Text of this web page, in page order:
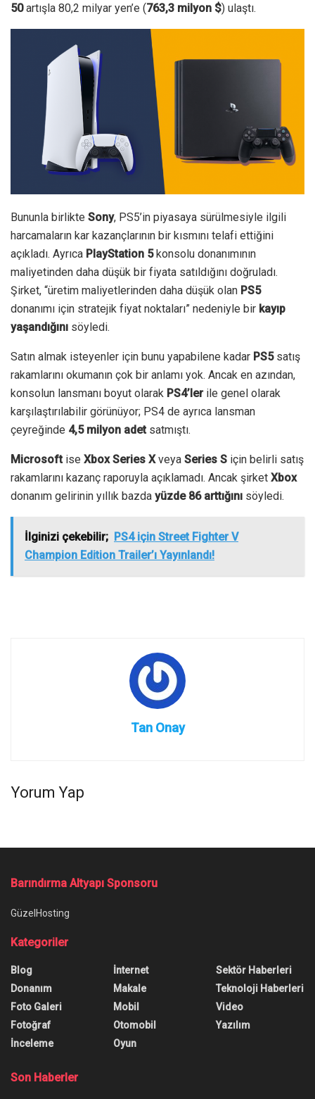
50artışla 80,2 milyar yen’e (763,3 milyon $) ulaştı.
Bununla birlikte Sony, PS5’in piyasaya sürülmesiyle ilgili
harcamaların kar kazançlarının bir kısmını telafi ettiğini
açıkladı. Ayrıca PlayStation 5konsolu donanımının
maliyetinden daha düşük bir fiyata satıldığını doğruladı.
Şirket, “üretim maliyetlerinden daha düşük olan PS5
donanımı için stratejik fiyat noktaları” nedeniyle bir kayıp
yaşandığını söyledi.
Satın almak isteyenler için bunu yapabilene kadar PS5satış
rakamlarını okumanın çok bir anlamı yok. Ancak en azından,
konsolun lansmanı boyut olarak PS4’lerile genel olarak
karşılaştırılabilir görünüyor; PS4 de ayrıca lansman
çeyreğinde 4,5 milyon adetsatmıştı.
Microsoftise Xbox Series Xveya Series S için belirli satış
rakamlarını kazanç raporuyla açıklamadı. Ancak şirket Xbox
donanım gelirinin yıllık bazda yüzde 86 arttığını söyledi.
İlginizi çekebilir; PS4 için Street Fighter V
Champion Edition Trailer’ı Yayınlandı!
Tan Onay
Yorum Yap
odaklanacak
Mass Effect: Legendary Edition,
tek oyunculu deneyime
odaklanacak